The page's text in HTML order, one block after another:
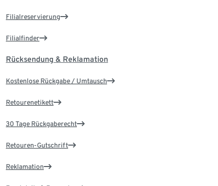
Filialreservierung
Filialfinder
Rücksendung & Reklamation
Kostenlose Rückgabe / Umtausch
Retourenetikett
30 Tage Rückgaberecht
Retouren-Gutschrift
Reklamation